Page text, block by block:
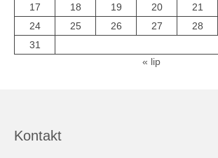
17
18 19 20 21
24
25 26 27 28
31
« lip
Kontakt